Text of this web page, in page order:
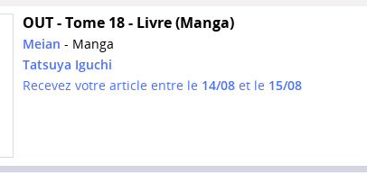
OUT - Tome 18 - Livre (Manga)
Meian - Manga
Tatsuya Iguchi
Recevez votre article entre le 14/08et le 15/08